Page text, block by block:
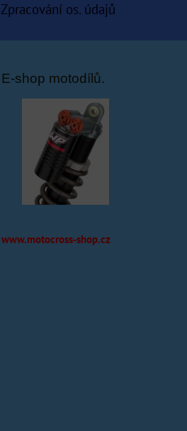
Zpracování os. údajů
E-shop motodílů.
www.motocross-shop.cz